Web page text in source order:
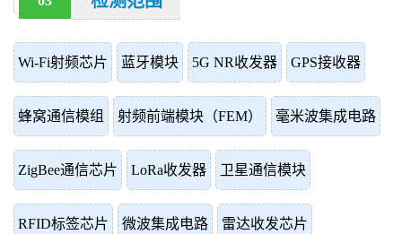
Wi-Fi射频芯片 蓝牙模块 5G NR收发器 GPS接收器
蜂窝通信模组 射频前端模块（FEM） 毫米波集成电路
ZigBee通信芯片 LoRa收发器 卫星通信模块
RFID标签芯片 微波集成电路 雷达收发芯片